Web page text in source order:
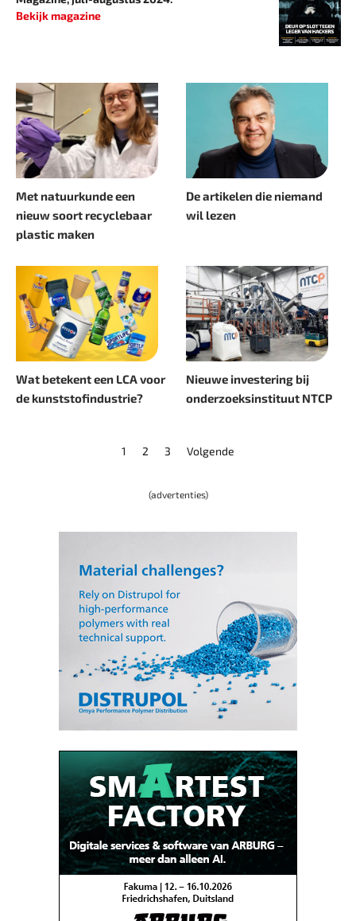
Bekijk magazine
Met natuurkunde een
nieuw soort recyclebaar
plastic maken
De artikelen die niemand
wil lezen
Wat betekent een LCA voor
de kunststofindustrie?
Nieuwe investering bij
onderzoeksinstituut NTCP
1 2 3 Volgende
(advertenties)